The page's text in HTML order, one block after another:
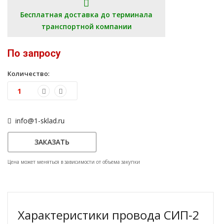
Бесплатная доставка до терминала
транспортной компании
По запросу
Количество:
info@1-sklad.ru
ЗАКАЗАТЬ
Цена может меняться в зависимости от объема закупки
Характеристики провода СИП-2